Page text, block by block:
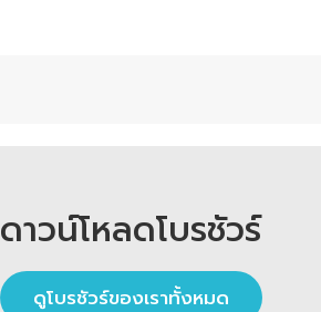
ดาวน์โหลดโบรชัวร์
ดูโบรชัวร์ของเราทั้งหมด